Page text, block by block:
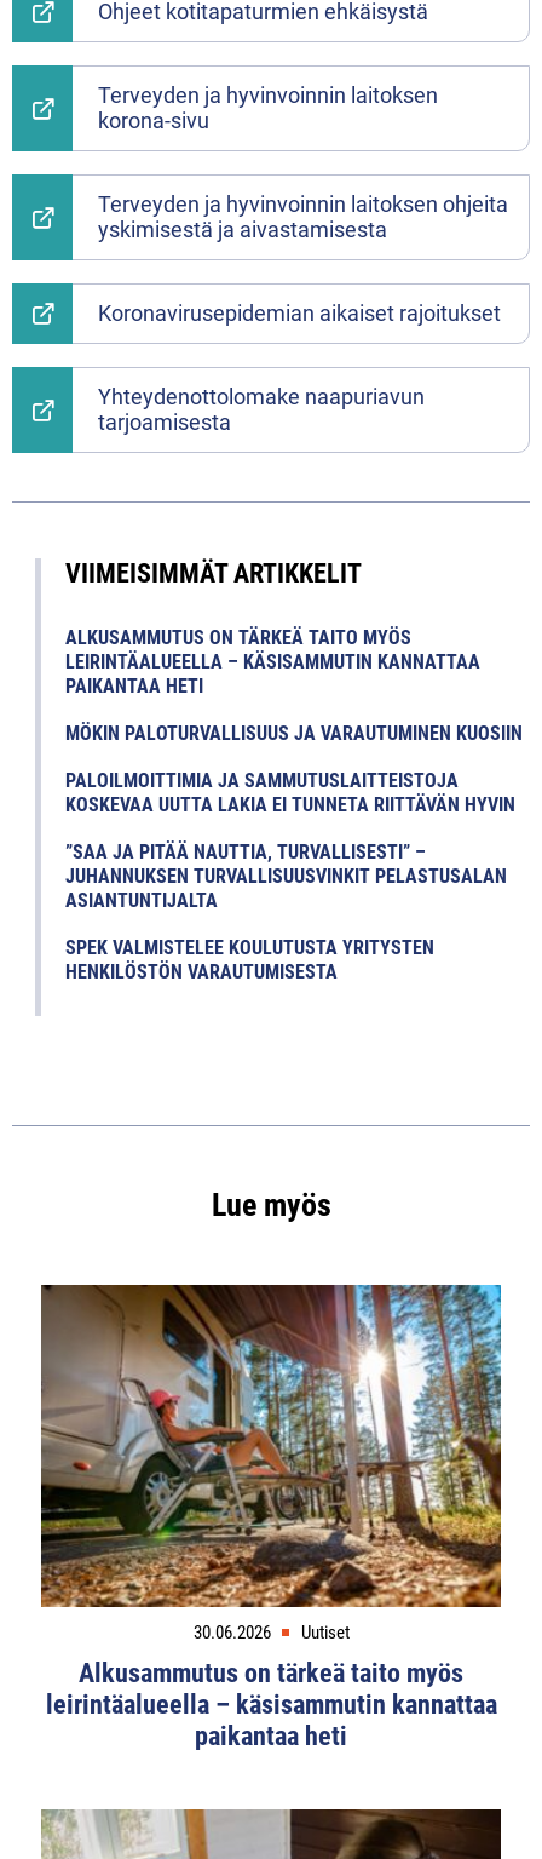
Ohjeet kotitapaturmien ehkäisystä
Terveyden ja hyvinvoinnin laitoksen
korona-sivu
Terveyden ja hyvinvoinnin laitoksen ohjeita
yskimisestä ja aivastamisesta
Koronavirusepidemian aikaiset rajoitukset
Yhteydenottolomake naapuriavun
tarjoamisesta
VIIMEISIMMÄT ARTIKKELIT
ALKUSAMMUTUS ON TÄRKEÄ TAITO MYÖS
LEIRINTÄALUEELLA – KÄSISAMMUTIN KANNATTAA
PAIKANTAA HETI
MÖKIN PALOTURVALLISUUS JA VARAUTUMINEN KUOSIIN
PALOILMOITTIMIA JA SAMMUTUSLAITTEISTOJA
KOSKEVAA UUTTA LAKIA EI TUNNETA RIITTÄVÄN HYVIN
”SAA JA PITÄÄ NAUTTIA, TURVALLISESTI” –
JUHANNUKSEN TURVALLISUUSVINKIT PELASTUSALAN
ASIANTUNTIJALTA
SPEK VALMISTELEE KOULUTUSTA YRITYSTEN
HENKILÖSTÖN VARAUTUMISESTA
Lue myös
30.06.2026 Uutiset
Alkusammutus on tärkeä taito myös
leirintäalueella – käsisammutin kannattaa
paikantaa heti